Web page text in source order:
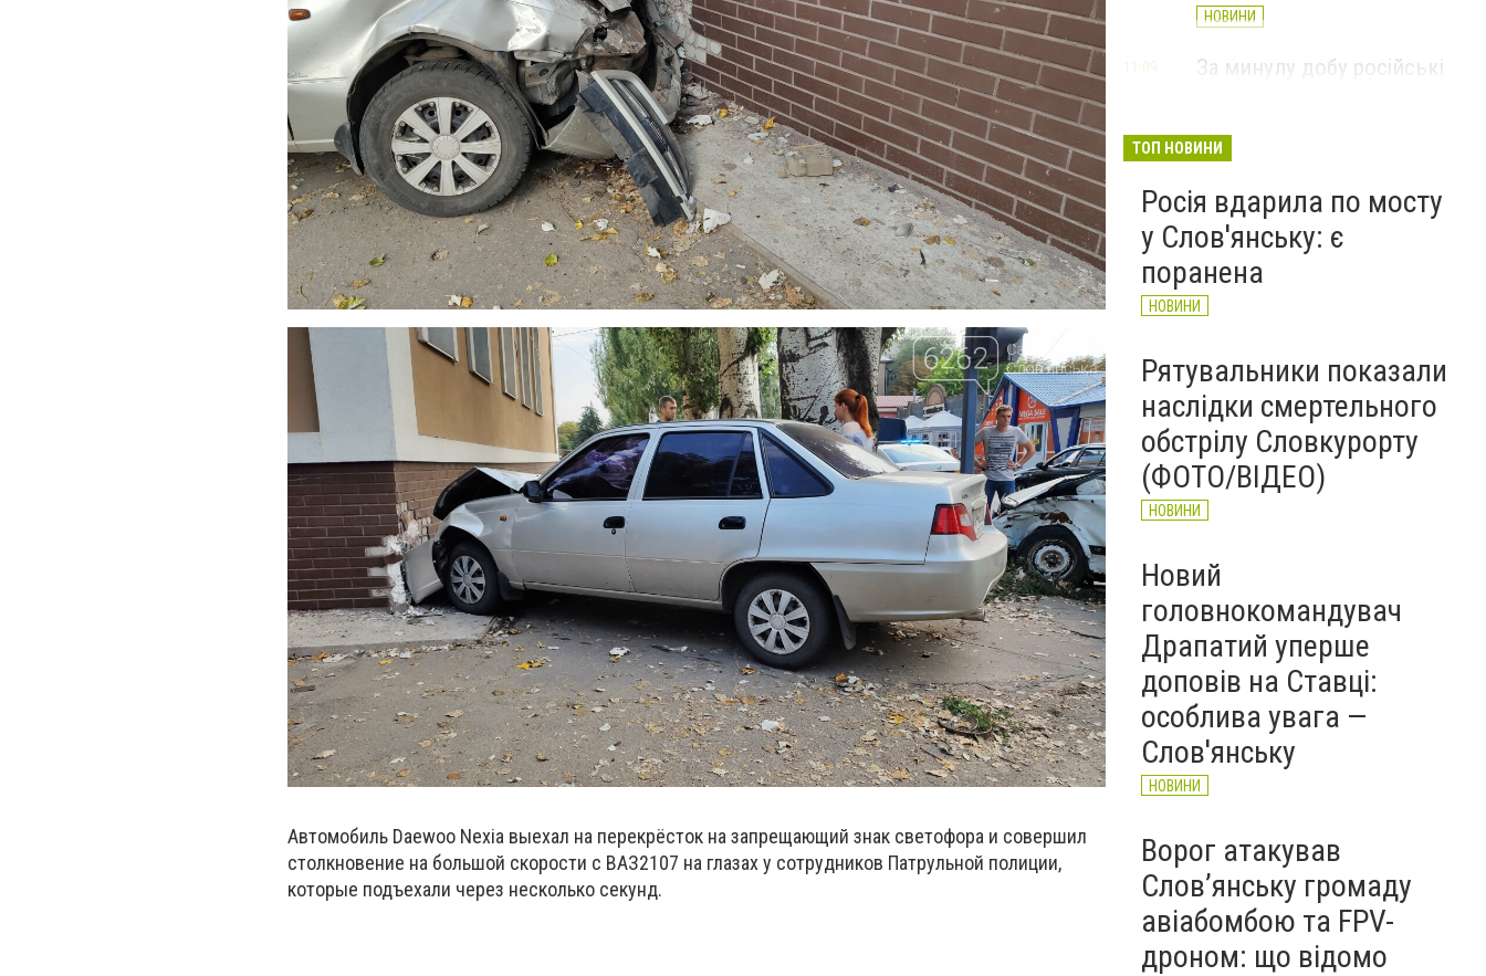
Автомобиль Daewoo Nexia выехал на перекрёсток на запрещающий знак светофора и совершил
столкновение на большой скорости с ВАЗ2107 на глазах у сотрудников Патрульной полиции,
которые подъехали через несколько секунд.
НОВИНИ
За минулу добу російські
великої війни: 6 серпня
11:09
ТОП НОВИНИ
Росія вдарила по мосту
у Слов'янську: є
поранена
НОВИНИ
Рятувальники показали
наслідки смертельного
обстрілу Словкурорту
(ФОТО/ВІДЕО)
НОВИНИ
Новий
головнокомандувач
Драпатий уперше
доповів на Ставці:
особлива увага —
Слов'янську
НОВИНИ
Ворог атакував
Слов’янську громаду
авіабомбою та FPV-
дроном: що відомо